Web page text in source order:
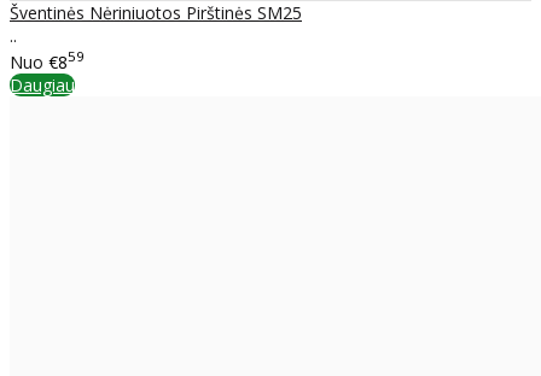
Šventinės Nėriniuotos Pirštinės SM25
..
Nuo €859
Daugiau